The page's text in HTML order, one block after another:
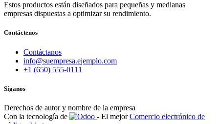
Estos productos están diseñados para pequeñas y medianas
empresas dispuestas a optimizar su rendimiento.
Contáctenos
Contáctanos
info@suempresa.ejemplo.com
+1 (650) 555-0111
Síganos
Derechos de autor y nombre de la empresa
Con la tecnología de
- El mejorComercio electrónico de